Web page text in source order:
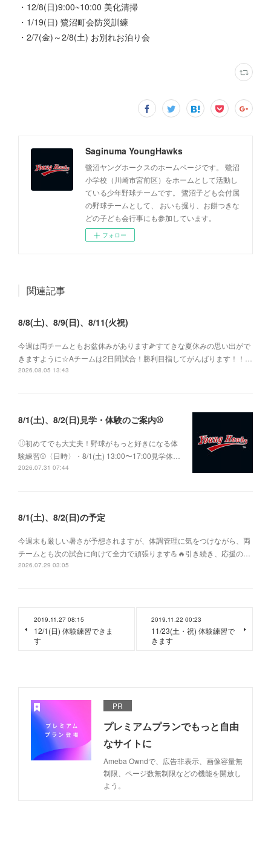
・12/8(日)9:00~10:00 美化清掃
・1/19(日) 鷺沼町会防災訓練
・2/7(金)～2/8(土) お別れお泊り会
Saginuma YoungHawks
鷺沼ヤングホークスのホームページです。 鷺沼
小学校（川崎市宮前区）をホームとして活動し
ている少年野球チームです。 鷺沼子ども会付属
の野球チームとして、 おいも掘り、お餅つきな
どの子ども会行事にも参加しています。
フォロー
関連記事
8/8(土)、8/9(日)、8/11(火祝)
今週は両チームともお盆休みがあります🌽すてきな夏休みの思い出がで
きますように☆Aチームは2日間試合！勝利目指してがんばります！！…
2026.08.05 13:43
8/1(土)、8/2(日)見学・体験のご案内⚾️
⚾︎初めてでも大丈夫！野球がもっと好きになる体
験練習⚾〈日時〉・8/1(土) 13:00〜17:00見学体…
2026.07.31 07:44
8/1(土)、8/2(日)の予定
今週末も厳しい暑さが予想されますが、体調管理に気をつけながら、両
チームとも次の試合に向けて全力で頑張ります💪🔥引き続き、応援の…
2026.07.29 03:05
2019.11.27 08:15
12/1(日) 体験練習できま
す
2019.11.22 00:23
11/23(土・祝) 体験練習で
きます
PR
プレミアムプランでもっと自由
なサイトに
Ameba Owndで、広告非表示、画像容量無
制限、ページ数無制限などの機能を開放し
よう。